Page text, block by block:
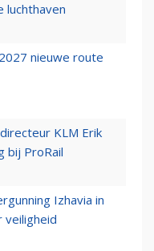
luchthaven
nieuwe route
KLM Erik
bij ProRail
Izhavia in